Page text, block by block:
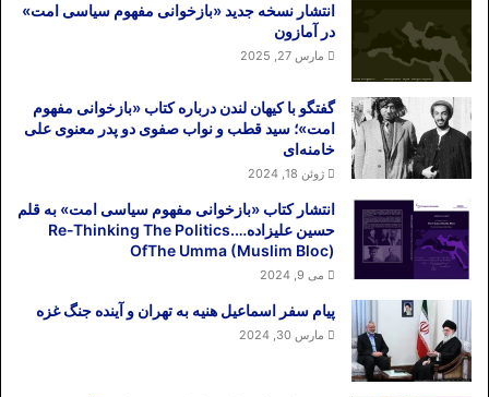
انتشار نسخه جدید «بازخوانی مفهوم سیاسی امت»
در آمازون
مارس 27, 2025
گفتگو با کیهان لندن درباره کتاب «بازخوانی مفهوم
امت»؛ سید قطب و نواب صفوی دو پدر معنوی علی
خامنه‌ای
ژوئن 18, 2024
انتشار کتاب «بازخوانی مفهوم سیاسی امت» به قلم
حسین علیزاده….Re-Thinking The Politics
OfThe Umma (Muslim Bloc)
می 9, 2024
پیام سفر اسماعیل هنیه به تهران و آینده جنگ غزه
مارس 30, 2024